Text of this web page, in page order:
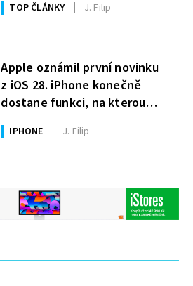
TOP ČLÁNKY J. Filip
Apple oznámil první novinku
z iOS 28. iPhone konečně
dostane funkci, na kterou
uživatelé Windows čekají roky
IPHONE J. Filip